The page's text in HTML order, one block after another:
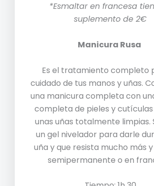
*Esmaltar en francesa
suplemento de 2€
Manicura Rusa
Es el tratamiento completo
cuidado de tus manos y uñas.
una manicura completa con
completa de pieles y
unas uñas totalmente limpias.
un gel nivelador para darle
uña y que resista mucho más
semipermanente o en